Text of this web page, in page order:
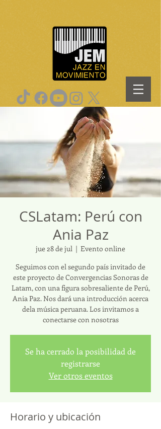
CSLatam: Perú con
Ania Paz
jue 28 de jul
  |
Evento online
Seguimos con el segundo país invitado de
este proyecto de Convergencias Sonoras de
Latam, con una figura sobresaliente de Perú,
Ania Paz. Nos dará una introducción acerca
dela música peruana. Los invitamos a
conectarse con nosotras
Se ha cerrado la posibilidad de
registrarse
Ver otros eventos
Horario y ubicación